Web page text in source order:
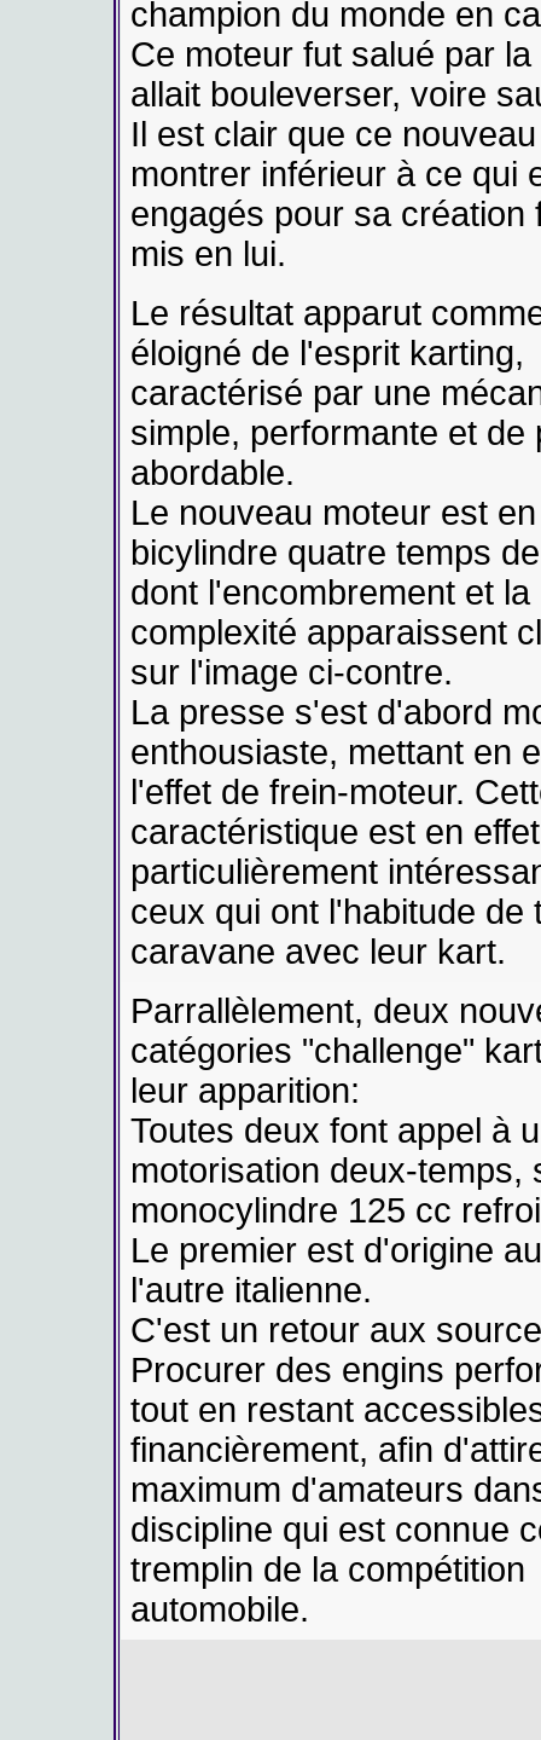
champion du monde en
Ce moteur fut salué par
allait bouleverser, voire
Il est clair que ce
montrer inférieur à ce qui
engagés pour sa
mis en lui.
Le résultat apparut
éloigné de l'esprit karting,
caractérisé par une
simple, performante et de
abordable.
Le nouveau moteur est
bicylindre quatre temps
dont l'encombrement et la
complexité apparaissent
sur l'image ci-contre.
La presse s'est d'abord
enthousiaste, mettant en
l'effet de frein-moteur.
caractéristique est en effet
particulièrement
ceux qui ont l'habitude de
caravane avec leur kart.
Parrallèlement, deux
catégories "challenge"
leur apparition:
Toutes deux font appel à
motorisation deux-temps,
monocylindre 125 cc
Le premier est d'origine
l'autre italienne.
C'est un retour aux
Procurer des engins
tout en restant
financièrement, afin
maximum d'amateurs
discipline qui est connue
tremplin de la compétition
automobile.